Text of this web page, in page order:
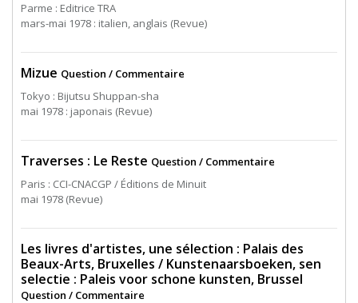
Parme : Editrice TRA
mars-mai 1978 : italien, anglais (Revue)
Mizue Question / Commentaire
Tokyo : Bijutsu Shuppan-sha
mai 1978 : japonais (Revue)
Traverses : Le Reste Question / Commentaire
Paris : CCI-CNACGP / Éditions de Minuit
mai 1978 (Revue)
Les livres d'artistes, une sélection : Palais des
Beaux-Arts, Bruxelles / Kunstenaarsboeken, sen
selectie : Paleis voor schone kunsten, Brussel
Question / Commentaire